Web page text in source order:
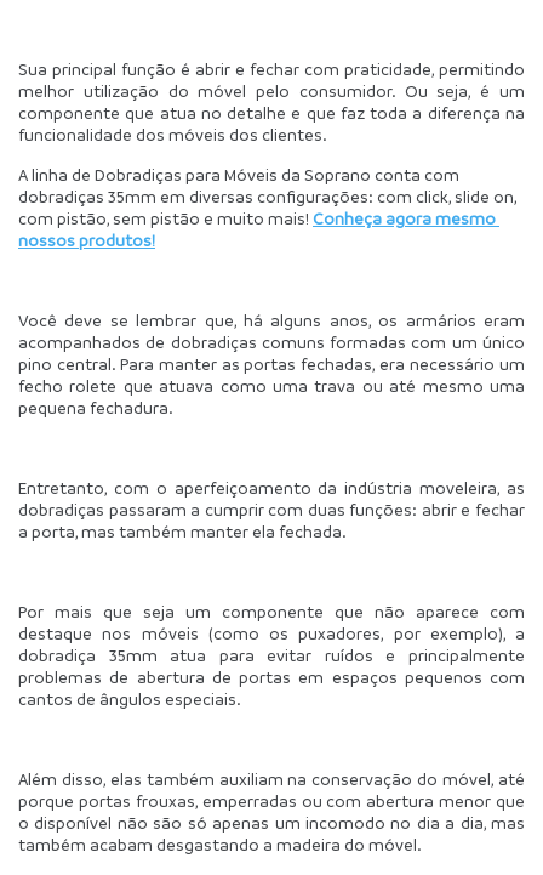
Sua principal função é abrir e fechar com praticidade, permitindo
melhor utilização do móvel pelo consumidor. Ou seja, é um
componente que atua no detalhe e que faz toda a diferença na
funcionalidade dos móveis dos clientes.
A linha de Dobradiças para Móveis da Soprano conta com
dobradiças 35mm em diversas configurações: com click, slide on,
com pistão, sem pistão e muito mais! Conheça agora mesmo
nossos produtos!
Você deve se lembrar que, há alguns anos, os armários eram
acompanhados de dobradiças comuns formadas com um único
pino central. Para manter as portas fechadas, era necessário um
fecho rolete que atuava como uma trava ou até mesmo uma
pequena fechadura.
Entretanto, com o aperfeiçoamento da indústria moveleira, as
dobradiças passaram a cumprir com duas funções: abrir e fechar
a porta, mas também manter ela fechada.
Por mais que seja um componente que não aparece com
destaque nos móveis (como os puxadores, por exemplo), a
dobradiça 35mm atua para evitar ruídos e principalmente
problemas de abertura de portas em espaços pequenos com
cantos de ângulos especiais.
Além disso, elas também auxiliam na conservação do móvel, até
porque portas frouxas, emperradas ou com abertura menor que
o disponível não são só apenas um incomodo no dia a dia, mas
também acabam desgastando a madeira do móvel.